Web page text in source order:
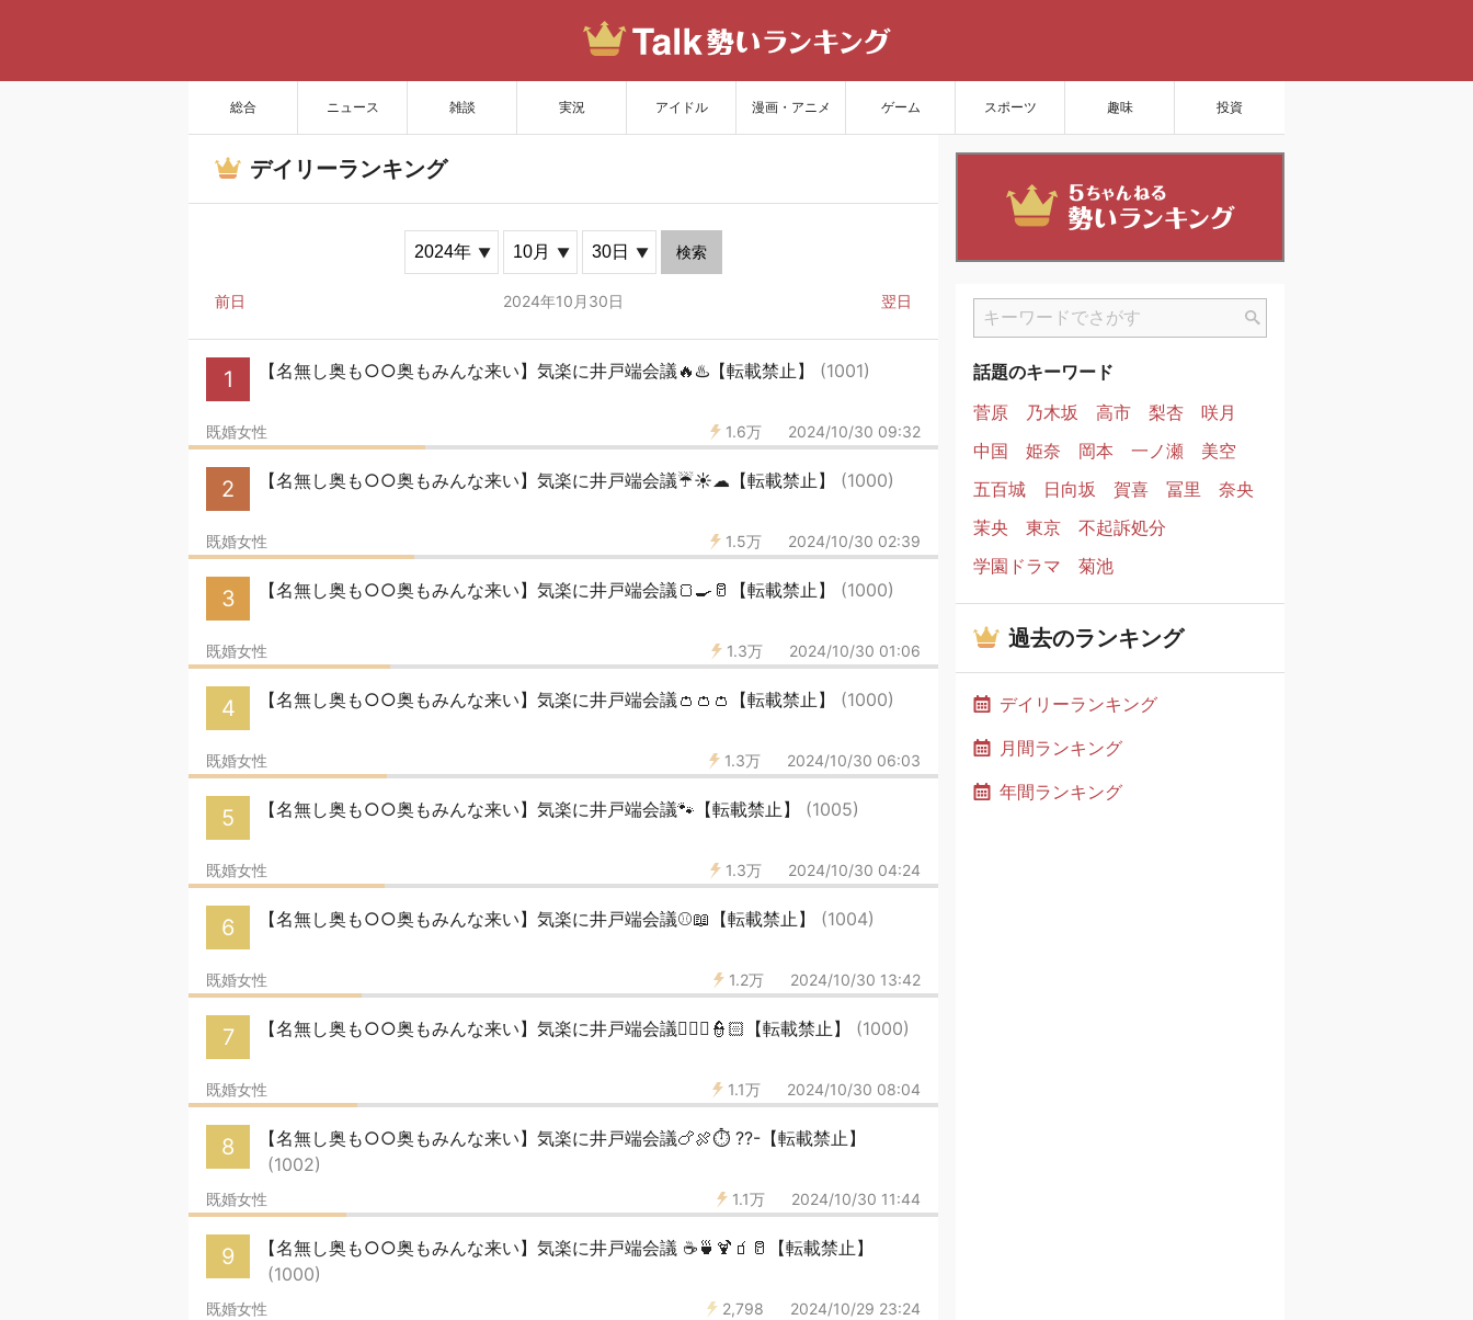
総合 ニュース 雑談 実況 アイドル 漫画・アニメ ゲーム スポーツ 趣味 投資
サイトを更新
デイリーランキング
検索
前日 2024年10月30日 翌日
1 【名無し奥も○○奥もみんな来い】気楽に井戸端会議🔥♨️【転載禁止】 (1001)
1.6万 2024/10/30 09:32
既婚女性
2 【名無し奥も○○奥もみんな来い】気楽に井戸端会議☔☀☁【転載禁止】 (1000)
1.5万 2024/10/30 02:39
既婚女性
3 【名無し奥も○○奥もみんな来い】気楽に井戸端会議🍞🍳🥛【転載禁止】 (1000)
1.3万 2024/10/30 01:06
既婚女性
4 【名無し奥も○○奥もみんな来い】気楽に井戸端会議👛👛👛【転載禁止】 (1000)
1.3万 2024/10/30 06:03
既婚女性
5 【名無し奥も○○奥もみんな来い】気楽に井戸端会議🐾【転載禁止】 (1005)
1.3万 2024/10/30 04:24
既婚女性
6 【名無し奥も○○奥もみんな来い】気楽に井戸端会議⚾️📖【転載禁止】 (1004)
1.2万 2024/10/30 13:42
既婚女性
7 【名無し奥も○○奥もみんな来い】気楽に井戸端会議👮🏻‍♀️👮🏻【転載禁止】 (1000)
1.1万 2024/10/30 08:04
既婚女性
8
【名無し奥も○○奥もみんな来い】気楽に井戸端会議🍗🍖⏱ ??-【転載禁止】
(1002)
1.1万 2024/10/30 11:44
既婚女性
9
【名無し奥も○○奥もみんな来い】気楽に井戸端会議 ☕🍵🍹🧃🥛【転載禁止】
(1000)
2,798 2024/10/29 23:24
既婚女性
話題のキーワード
菅原
乃木坂 高市 梨杏
咲月
中国
姫奈 岡本 一ノ瀬
美空
五百城
日向坂 賀喜 冨里
奈央
茉央
東京
不起訴処分
学園ドラマ
菊池
過去のランキング
デイリーランキング
月間ランキング
年間ランキング